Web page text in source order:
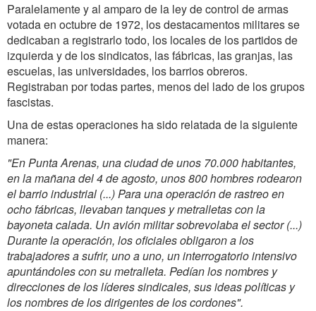
Paralelamente y al amparo de la ley de control de armas
votada en octubre de 1972, los destacamentos militares se
dedicaban a registrarlo todo, los locales de los partidos de
izquierda y de los sindicatos, las fábricas, las granjas, las
escuelas, las universidades, los barrios obreros.
Registraban por todas partes, menos del lado de los grupos
fascistas.
Una de estas operaciones ha sido relatada de la siguiente
manera:
"En Punta Arenas, una ciudad de unos 70.000 habitantes,
en la mañana del 4 de agosto, unos 800 hombres rodearon
el barrio industrial (...) Para una operación de rastreo en
ocho fábricas, llevaban tanques y metralletas con la
bayoneta calada. Un avión militar sobrevolaba el sector (...)
Durante la operación, los oficiales obligaron a los
trabajadores a sufrir, uno a uno, un interrogatorio intensivo
apuntándoles con su metralleta. Pedían los nombres y
direcciones de los líderes sindicales, sus ideas políticas y
los nombres de los dirigentes de los cordones".